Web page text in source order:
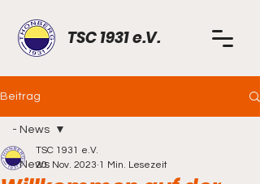
TSC 1931 e.V.
Beitrag
- News
- News
TSC 1931 e.V.
20. Nov. 2023 1 Min. Lesezeit